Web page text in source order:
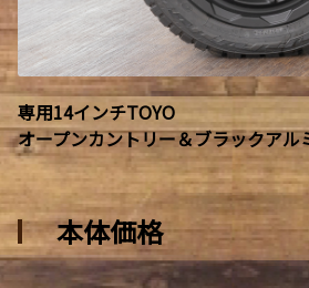
専用14インチTOYO
オープンカントリー＆ブラックアル
本体価格